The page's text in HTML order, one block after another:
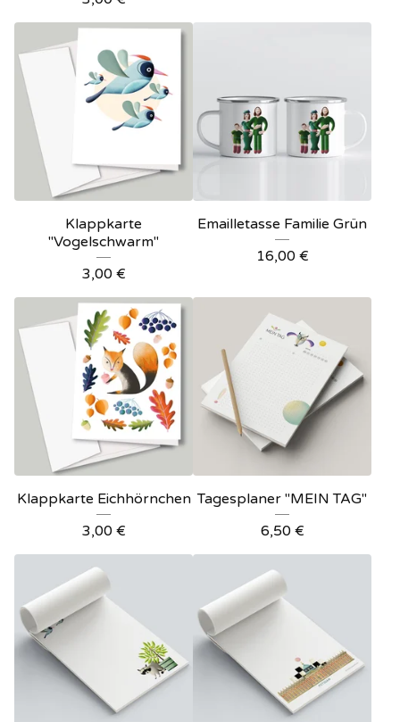
Klappkarte
"Vogelschwarm"
3,00 €
Emailletasse Familie Grün
16,00 €
Klappkarte Eichhörnchen
3,00 €
Tagesplaner "MEIN TAG"
6,50 €